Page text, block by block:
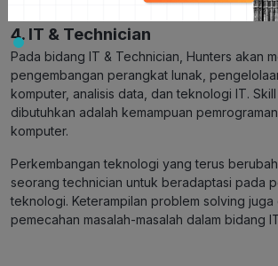
4. IT & Technician
Pada bidang IT & Technician, Hunters akan
pengembangan perangkat lunak,
komputer, analisis data, dan teknologi IT.
dibutuhkan adalah kemampuan
komputer.
Perkembangan teknologi yang terus
seorang technician untuk beradaptasi pada
teknologi. Keterampilan problem solving juga
pemecahan masalah-masalah dalam bidang